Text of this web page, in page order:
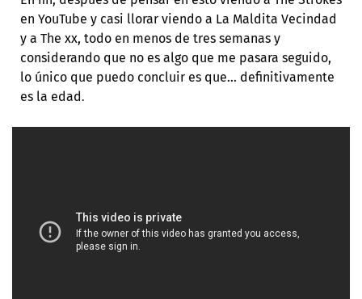
en YouTube y casi llorar viendo a La Maldita Vecindad
y a The xx, todo en menos de tres semanas y
considerando que no es algo que me pasara seguido,
lo único que puedo concluir es que… definitivamente
es la edad.